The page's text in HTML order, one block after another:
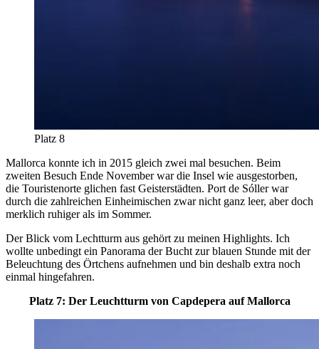
Platz 8
Mallorca konnte ich in 2015 gleich zwei mal besuchen. Beim
zweiten Besuch Ende November war die Insel wie ausgestorben,
die Touristenorte glichen fast Geisterstädten. Port de Sóller war
durch die zahlreichen Einheimischen zwar nicht ganz leer, aber doch
merklich ruhiger als im Sommer.
Der Blick vom Lechtturm aus gehört zu meinen Highlights. Ich
wollte unbedingt ein Panorama der Bucht zur blauen Stunde mit der
Beleuchtung des Örtchens aufnehmen und bin deshalb extra noch
einmal hingefahren.
Platz 7: Der Leuchtturm von Capdepera auf Mallorca